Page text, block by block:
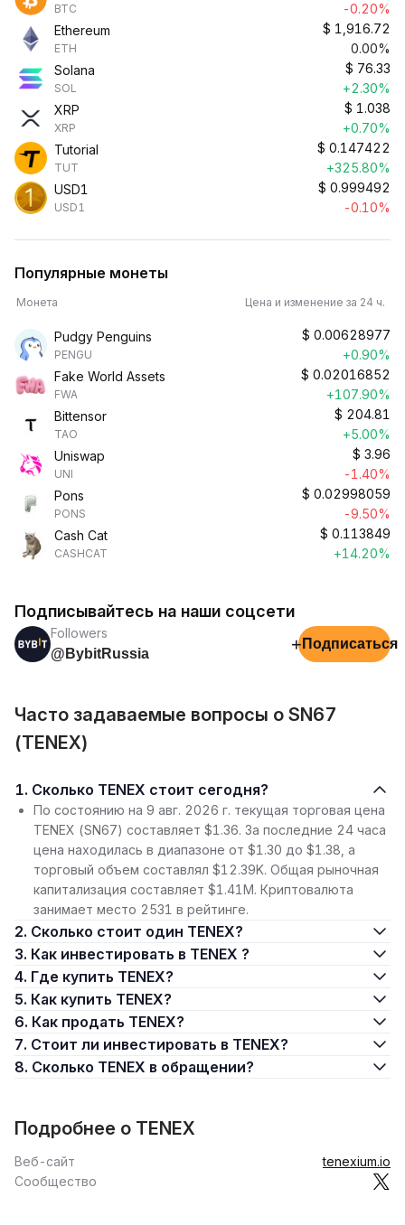
BTC
-0.20%
Ethereum
ETH
$ 1,916.72
0.00%
Solana
SOL
$ 76.33
+2.30%
XRP
XRP
$ 1.038
+0.70%
Tutorial
TUT
$ 0.147422
+325.80%
USD1
USD1
$ 0.999492
-0.10%
Популярные монеты
Монета Цена и изменение за 24 ч.
Pudgy Penguins
PENGU
$ 0.00628977
+0.90%
Fake World Assets
FWA
$ 0.02016852
+107.90%
Bittensor
TAO
$ 204.81
+5.00%
Uniswap
UNI
$ 3.96
-1.40%
Pons
PONS
$ 0.02998059
-9.50%
Cash Cat
CASHCAT
$ 0.113849
+14.20%
Подписывайтесь на наши соцсети
Followers
@BybitRussia
+ Подписаться
Часто задаваемые вопросы о SN67
(TENEX)
1. Сколько TENEX стоит сегодня?
По состоянию на 9 авг. 2026 г. текущая торговая цена
TENEX (SN67) составляет $1.36. За последние 24 часа
цена находилась в диапазоне от $1.30 до $1.38, а
торговый объем составлял $12.39K. Общая рыночная
капитализация составляет $1.41M. Криптовалюта
занимает место 2531 в рейтинге.
2. Сколько стоит один TENEX?
3. Как инвестировать в TENEX ?
4. Где купить TENEX?
5. Как купить TENEX?
6. Как продать TENEX?
7. Стоит ли инвестировать в TENEX?
8. Сколько TENEX в обращении?
Подробнее о TENEX
Веб-сайт
tenexium.io
Сообщество